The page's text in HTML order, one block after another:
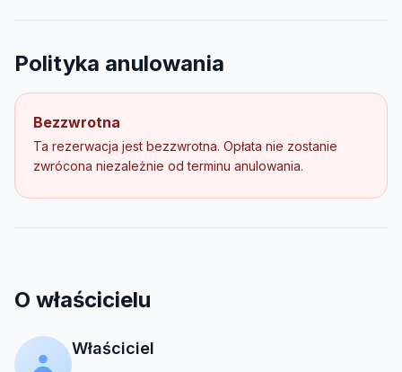
Polityka anulowania
Bezzwrotna
Ta rezerwacja jest bezzwrotna. Opłata nie zostanie
zwrócona niezależnie od terminu anulowania.
O właścicielu
Właściciel